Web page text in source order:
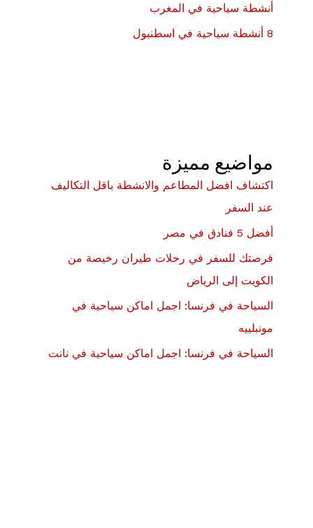
أنشطة سياحية في المغرب
8 أنشطة سياحية في اسطنبول
مواضيع مميزة
اكتشاف افضل المطاعم والانشطة باقل التكاليف
عند السفر
أفضل 5 فنادق في مصر
فرصتك للسفر في رحلات طيران رخيصة من
الكويت إلى الرياض
السياحة في فرنسا: اجمل اماكن سياحية في
مونبلييه
السياحة في فرنسا: اجمل اماكن سياحية في نانت